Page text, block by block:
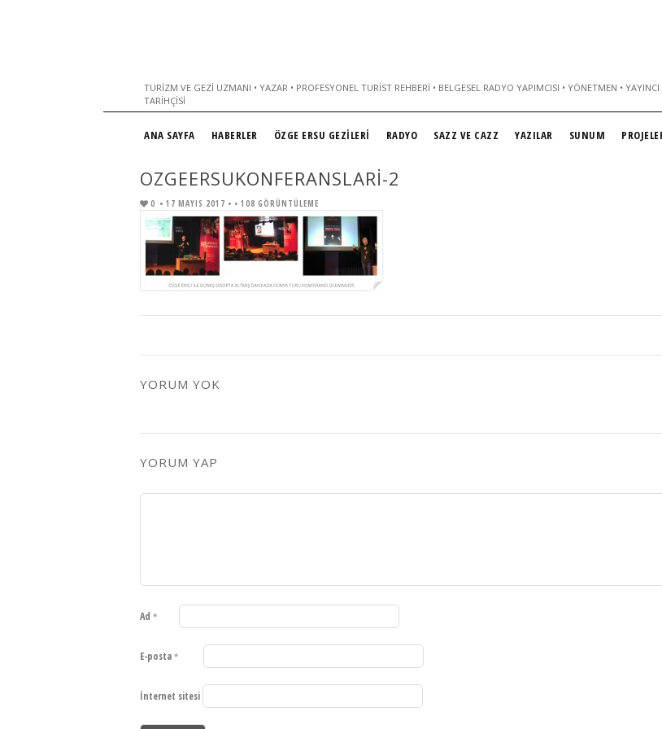
TURIZM VE GEZI UZMANI • YAZAR • PROFESYONEL TURIST REHBERI • BELGESEL RADYO YAPIMCISI • YÖNETMEN •
TARIHÇISI
ANA SAYFA HABERLER ÖZGE ERSU GEZİLERİ RADYO SAZZ VE CAZZ YAZILAR SUNUM
OZGEERSUKONFERANSLARI-2
0 • 17 MAYIS 2017 • • 108 GÖRÜNTÜLEME
YORUM YOK
YORUM YAP
Ad *
E-posta *
İnternet sitesi